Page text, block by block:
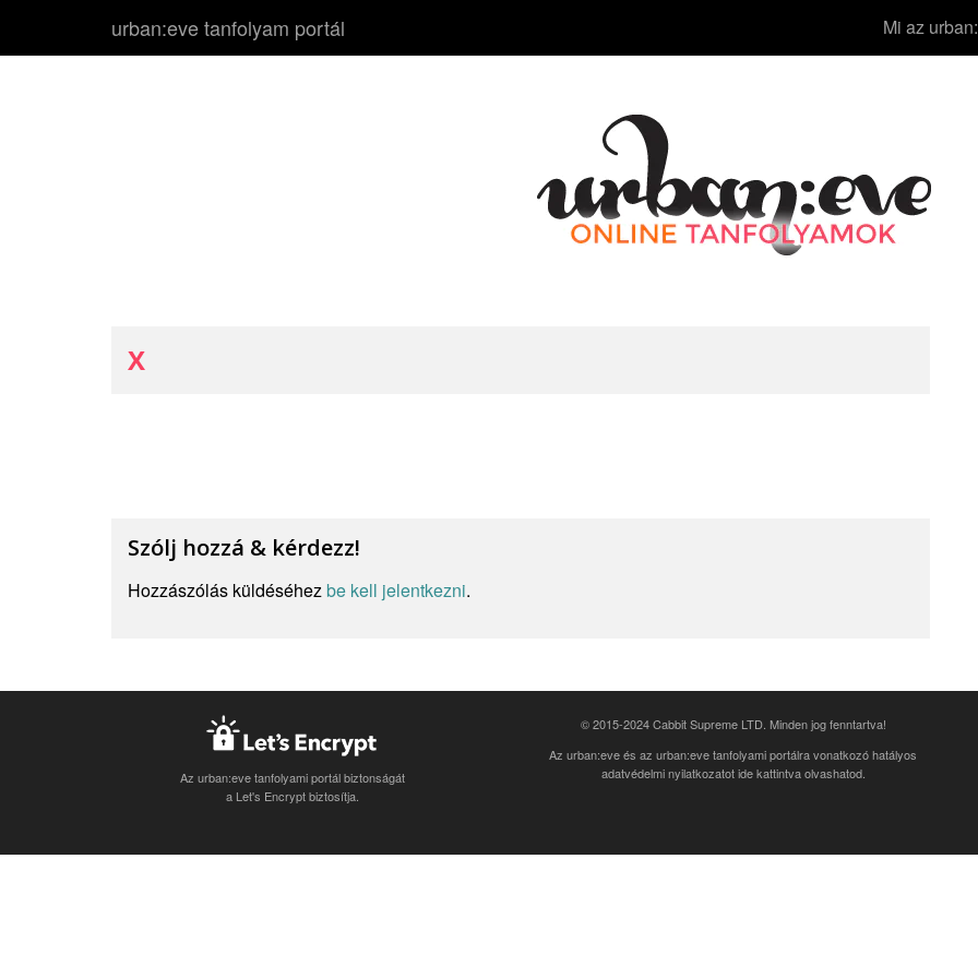
urban:eve tanfolyam portál Mi az
X
Szólj hozzá & kérdezz!
Hozzászólás küldéséhezbe kell jelentkezni.
Az urban:eve tanfolyami portál biztonságát
a Let's Encrypt biztosítja.
© 2015-2024 Cabbit Supreme LTD. Minden jog fenntartva!
Az urban:eve és az urban:eve tanfolyami portálra vonatkozóhatályos
adatvédelmi nyilatkozatot ide kattintva olvashatod.